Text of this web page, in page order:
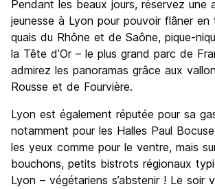
Pendant les beaux jours, réservez une
jeunesse à Lyon pour pouvoir flâner en
quais du Rhône et de Saône, pique-
la Tête d’Or – le plus grand parc de
admirez les panoramas grâce aux
Rousse et de Fourvière.
Lyon est également réputée pour sa
notamment pour les Halles Paul
les yeux comme pour le ventre, mais
bouchons, petits bistrots régionaux
Lyon – végétariens s’abstenir ! Le soir